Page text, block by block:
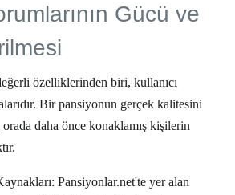
Gücü ve
özelliklerinden biri, kullanıcı
Bir pansiyonun gerçek kalitesini
daha önce konaklamış kişilerin
Pansiyonlar.net'te yer alan